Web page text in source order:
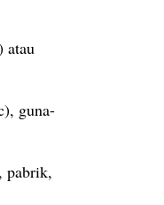
atau
guna-
pabrik,